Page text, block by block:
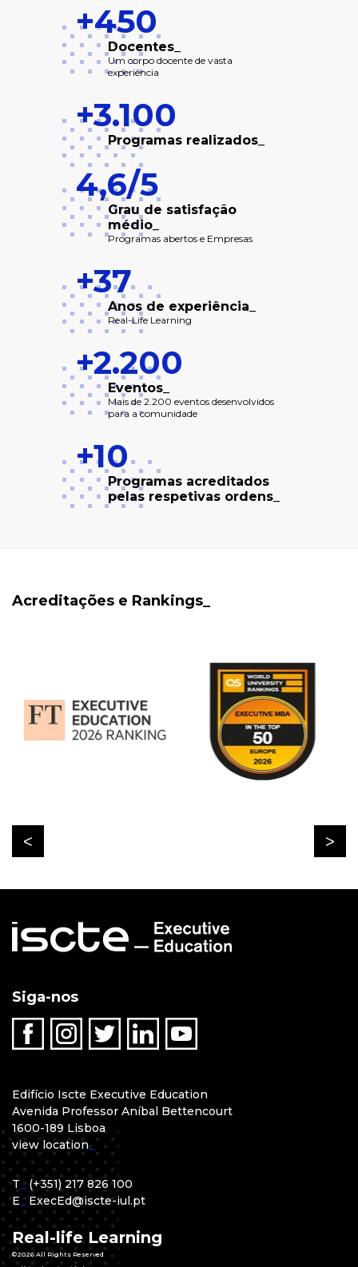
+450
Docentes_
Um corpo docente de vasta
experiência
+3.100
Programas realizados_
4,6/5
Grau de satisfação
médio_
Programas abertos e Empresas
+37
Anos de experiência_
Real-Life Learning
+2.200
Eventos_
Mais de 2.200 eventos desenvolvidos
para a comunidade
+10
Programas acreditados
pelas respetivas ordens_
Acreditações e Rankings_
Siga-nos
Edifício Iscte Executive Education
Avenida Professor Aníbal Bettencourt
1600-189 Lisboa
view location_
T _ (+351) 217 826 100
E _ ExecEd@iscte-iul.pt
Real-life Learning
©2026 All Rights Reserved